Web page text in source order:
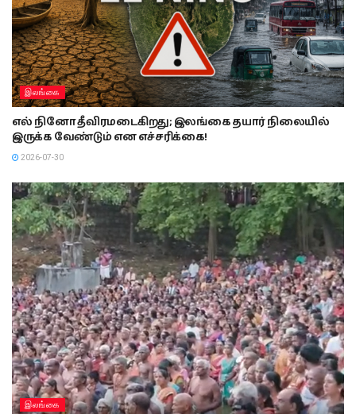
இலங்கை
எல் நினோ தீவிரமடைகிறது; இலங்கை தயார் நிலையில்
இருக்க வேண்டும் என எச்சரிக்கை!
2026-07-30
இலங்கை